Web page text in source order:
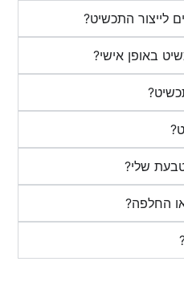
התכשיט?
באופן אישי?
שלי?
החלפה?